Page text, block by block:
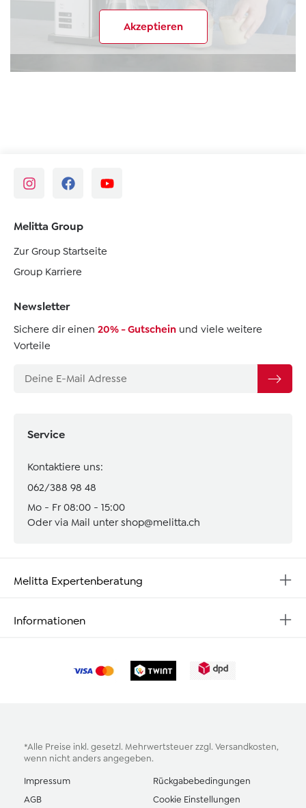
Akzeptieren
Service
Kontaktiere uns:
062/388 98 48
Mo - Fr 08:00 - 15:00
Oder via Mail untershop@melitta.ch
Melitta Expertenberatung
Informationen
Melitta Group
Zur Group Startseite
Group Karriere
Newsletter
Sichere dir einen 20% - Gutschein und viele weitere
Vorteile
*Alle Preise inkl. gesetzl. Mehrwertsteuer zzgl. Versandkosten,
wenn nicht anders angegeben.
Impressum
Rückgabebedingungen
AGB
Cookie Einstellungen